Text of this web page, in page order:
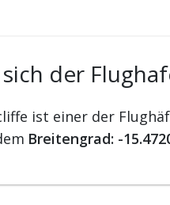
der
ist einer der
Breitengrad: -